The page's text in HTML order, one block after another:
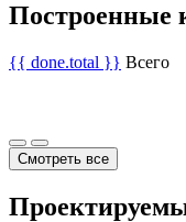
Построенные
{{ done.total }} Всего
Смотреть все